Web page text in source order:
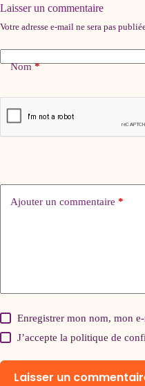
Laisser un commentaire
Votre adresse e-mail ne sera pas
Nom*
Ajouter un commentaire *
Enregistrer mon nom, mon
J’accepte lapolitique de
Laisser un